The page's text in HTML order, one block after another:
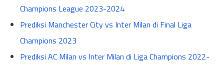
Champions League 2023-2024
Prediksi Manchester City vs Inter Milan di Final Liga
Champions 2023
Prediksi AC Milan vs Inter Milan di Liga Champions 2022-